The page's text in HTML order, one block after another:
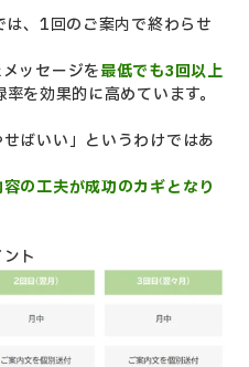
、1回のご案内で終わらせ
ッセージを最低でも3回以上
を効果的に高めています。
ばいい」というわけではあ
の工夫が成功のカギとなり
ト